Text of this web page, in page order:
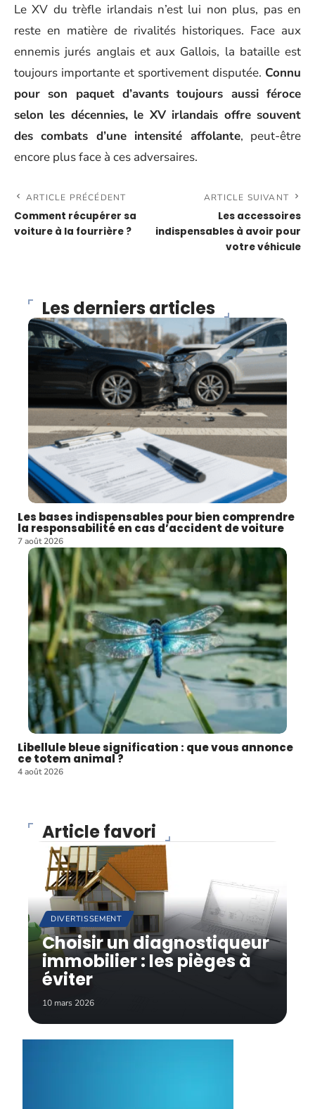
Le XV du trèfle irlandais n’est lui non plus, pas en
reste en matière de rivalités historiques. Face aux
ennemis jurés anglais et aux Gallois, la bataille est
toujours importante et sportivement disputée. Connu
pour son paquet d’avants toujours aussi féroce
selon les décennies, le XV irlandais offre souvent
des combats d’une intensité affolante, peut-être
encore plus face à ces adversaires.
ARTICLE PRÉCÉDENT
Comment récupérer sa
voiture à la fourrière ?
ARTICLE SUIVANT
Les accessoires
indispensables à avoir pour
votre véhicule
Les derniers articles
Les bases indispensables pour bien comprendre
la responsabilité en cas d’accident de voiture
7 août 2026
Libellule bleue signification : que vous annonce
ce totem animal ?
4 août 2026
Article favori
DIVERTISSEMENT
Choisir un diagnostiqueur
immobilier : les pièges à
éviter
10 mars 2026